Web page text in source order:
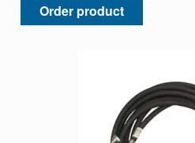
Order product